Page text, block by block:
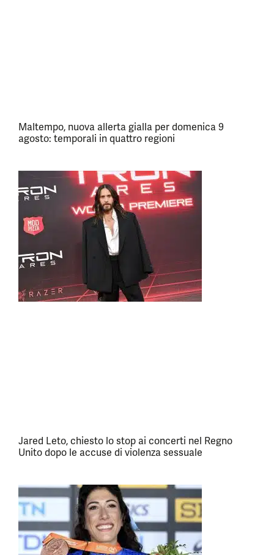
Maltempo, nuova allerta gialla per domenica 9
agosto: temporali in quattro regioni
Jared Leto, chiesto lo stop ai concerti nel Regno
Unito dopo le accuse di violenza sessuale